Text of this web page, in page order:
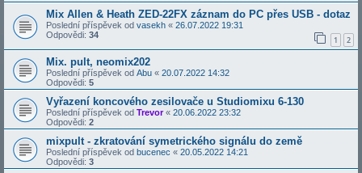
Mix Allen & Heath ZED-22FX záznam do PC přes USB - dotaz
Poslední příspěvek od vasekh « 26.07.2022 19:31
Odpovědi: 34 1 2
Mix. pult, neomix202
Poslední příspěvek od Abu « 20.07.2022 14:32
Odpovědi: 5
Vyřazení koncového zesilovače u Studiomixu 6-130
Poslední příspěvek od Trevor« 20.06.2022 23:32
Odpovědi: 2
mixpult - zkratování symetrického signálu do země
Poslední příspěvek od bucenec « 20.05.2022 14:21
Odpovědi: 3